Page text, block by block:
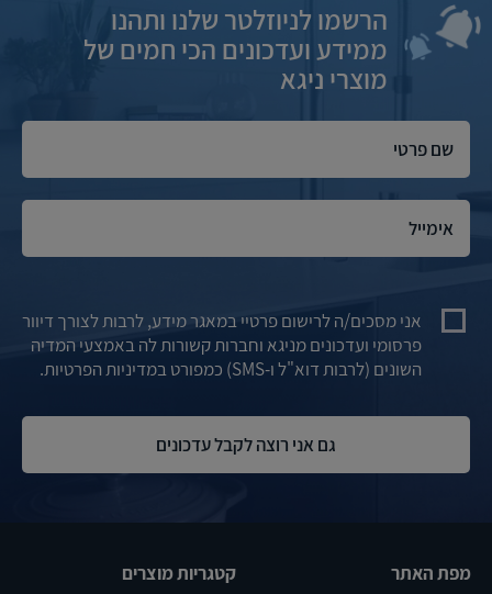
הרשמו לניוזלטר שלנו ותהנו
ממידע ועדכונים הכי חמים של
מוצרי ניגא
אני מסכים/ה לרישום פרטיי במאגר מידע, לרבות לצורך דיוור
פרסומי ועדכונים מניגא וחברות קשורות לה באמצעי המדיה
השונים (לרבות דוא"ל ו-SMS) כמפורט במדיניות הפרטיות.
מפת האתר
קטגריות מוצרים